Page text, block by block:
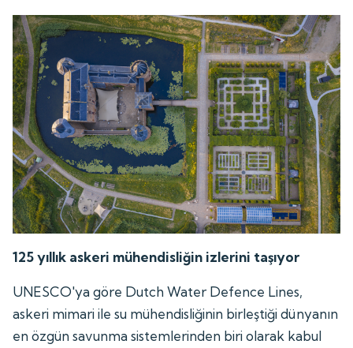
125 yıllık askeri mühendisliğin izlerini taşıyor
UNESCO'ya göre Dutch Water Defence Lines,
askeri mimari ile su mühendisliğinin birleştiği dünyanın
en özgün savunma sistemlerinden biri olarak kabul